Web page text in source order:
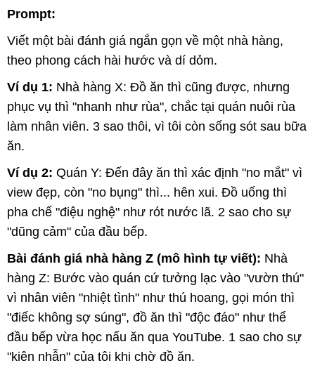
Prompt:
Viết một bài đánh giá ngắn gọn về một nhà hàng,
theo phong cách hài hước và dí dỏm.
Ví dụ 1: Nhà hàng X: Đồ ăn thì cũng được, nhưng
phục vụ thì "nhanh như rùa", chắc tại quán nuôi rùa
làm nhân viên. 3 sao thôi, vì tôi còn sống sót sau bữa
ăn.
Ví dụ 2: Quán Y: Đến đây ăn thì xác định "no mắt" vì
view đẹp, còn "no bụng" thì... hên xui. Đồ uống thì
pha chế "điệu nghệ" như rót nước lã. 2 sao cho sự
"dũng cảm" của đầu bếp.
Bài đánh giá nhà hàng Z (mô hình tự viết): Nhà
hàng Z: Bước vào quán cứ tưởng lạc vào "vườn thú"
vì nhân viên "nhiệt tình" như thú hoang, gọi món thì
"điếc không sợ súng", đồ ăn thì "độc đáo" như thể
đầu bếp vừa học nấu ăn qua YouTube. 1 sao cho sự
"kiên nhẫn" của tôi khi chờ đồ ăn.